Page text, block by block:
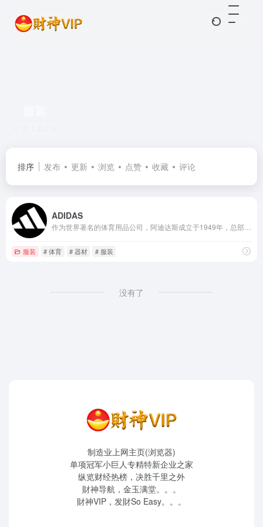
排序 发布 更新 浏览 点赞 收藏 评论
ADIDAS
服装 # 体育 # 器材 # 服装
没有了
制造业上网主页(浏览器)
单项冠军小巨人专精特新企业之家
纵览财经热榜，决胜千里之外
財神导航，金玉满堂。。。
財神VIP，发財So Easy。。。